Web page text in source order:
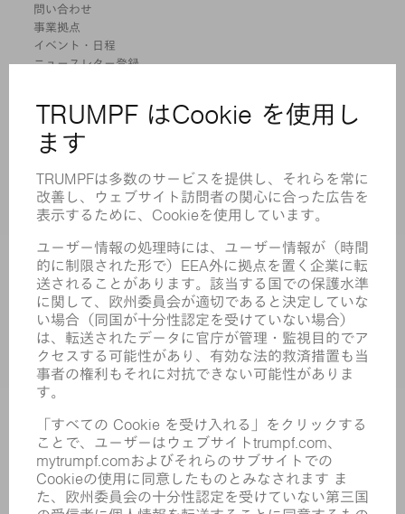
問い合わせ
事業拠点
イベント・日程
ニュースレター登録
製品
機械 & システム
レーザ
パワーエレクトロニクス
電気ツール
スマートファクトリー
サービス
アプリケーション
業界
企業
キャリア
求人情報
企業プロフィール
取締役会
年次報告書
コンプライアンス
内部通報制度
セキュリティ
プレスリリース
マガジン